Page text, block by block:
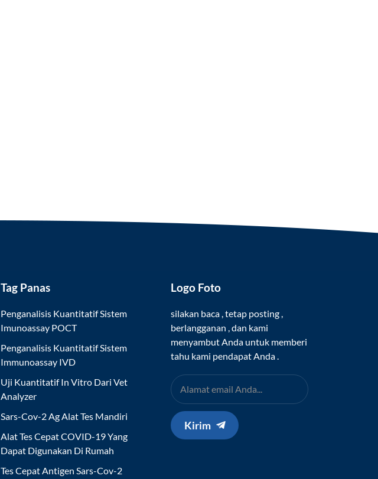
Tag Panas
Penganalisis Kuantitatif Sistem
Imunoassay POCT
Penganalisis Kuantitatif Sistem
Immunoassay IVD
Uji Kuantitatif In Vitro Dari Vet
Analyzer
Sars-Cov-2 Ag Alat Tes Mandiri
Alat Tes Cepat COVID-19 Yang
Dapat Digunakan Di Rumah
Tes Cepat Antigen Sars-Cov-2
Logo Foto
silakan baca , tetap posting ,
berlangganan , dan kami
menyambut Anda untuk memberi
tahu kami pendapat Anda .
Kirim